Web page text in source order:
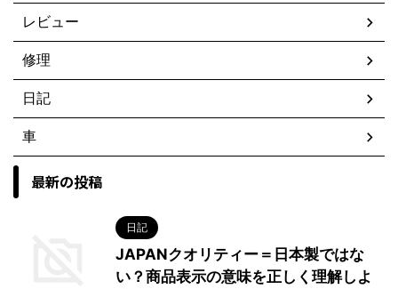
レビュー
修理
日記
車
最新の投稿
日記
JAPANクオリティー＝日本製ではな
い？商品表示の意味を正しく理解しよ